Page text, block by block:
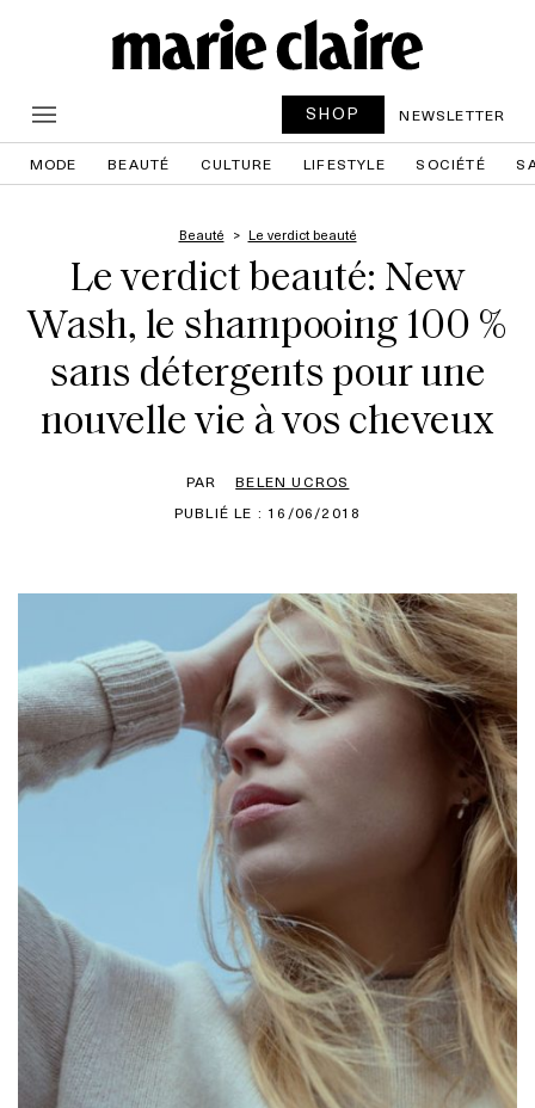
SHOP NEWSLETTER
MODE BEAUTÉ CULTURE LIFESTYLE SOCIÉTÉ
Beauté Le verdict beauté
Le verdict beauté: New
Wash, le shampooing 100 %
sans détergents pour une
nouvelle vie à vos cheveux
PAR
BELEN UCROS
PUBLIÉ LE : 16/06/2018